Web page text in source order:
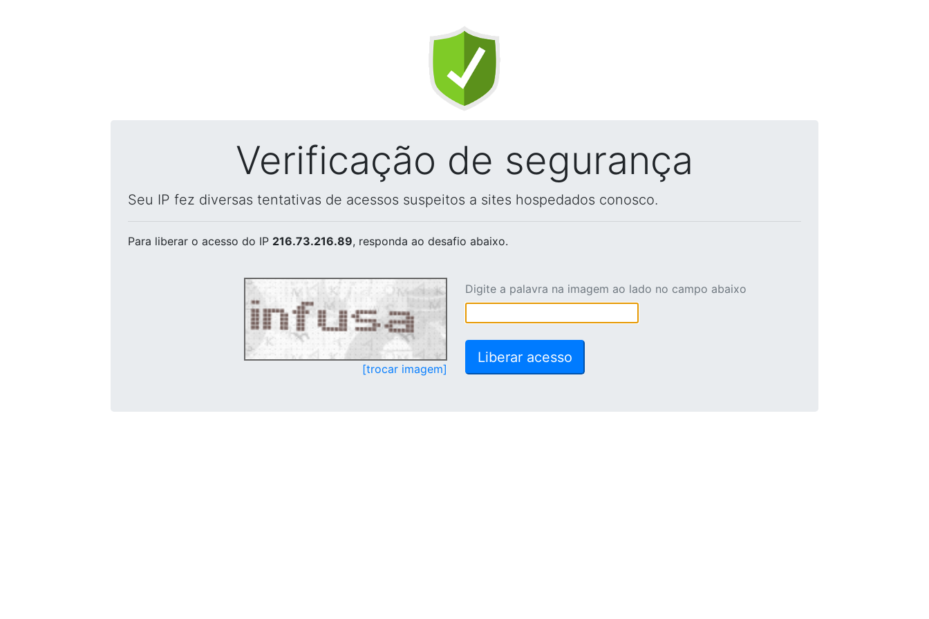
Verificação de segurança
Seu IP fez diversas tentativas de acessos suspeitos a sites hospedados conosco.
Para liberar o acesso do IP 216.73.216.89, responda ao desafio abaixo.
[trocar imagem]
Digite a palavra na imagem ao lado no campo abaixo